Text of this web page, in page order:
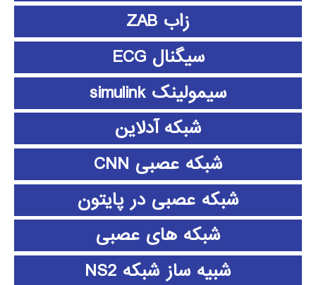
زاب ZAB
سیگنال ECG
سیمولینک simulink
شبکه آدلاین
شبکه عصبی CNN
شبکه عصبی در پایتون
شبکه های عصبی
شبیه ساز شبکه NS2